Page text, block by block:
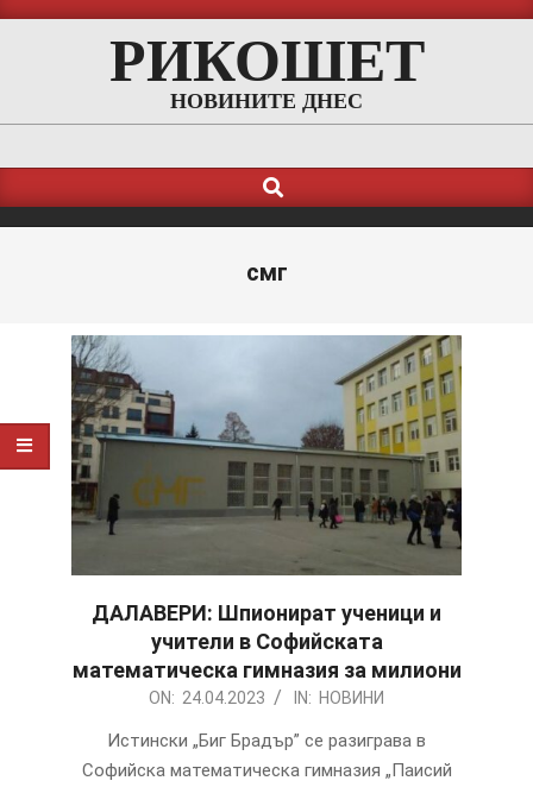
Skip
РИКОШЕТ
НОВИНИТЕ ДНЕС
Navigation
Search
смг
ДАЛАВЕРИ: Шпионират ученици и
учители в Софийската
математическа гимназия за милиони
ON: 24.04.2023 IN: НОВИНИ
Истински „Биг Брадър” се разиграва в
Софийска математическа гимназия „Паисий